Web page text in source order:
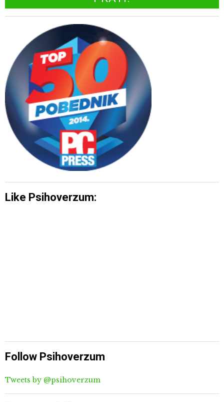
Like Psihoverzum:
Follow Psihoverzum
Tweets by @psihoverzum